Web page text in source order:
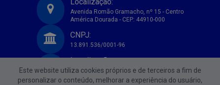
Prefeitura Municipal de America Dourada-BA
Avenida Romão Gramacho, nº 15 - Centro
América Dourada - CEP: 44910-000
CNPJ:
13.891.536/0001-96
Localização:
Avenida Romão Gramacho, nº 15 - Centro
América Dourada - CEP: 44910-000
Este website utiliza cookies próprios e de terceiros a fim de
personalizar o conteúdo, melhorar a experiência do usuário,